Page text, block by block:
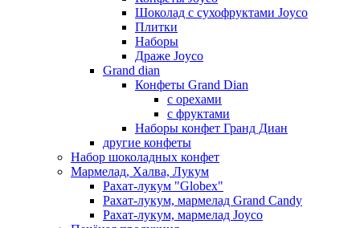
Шоколад с сухофруктами Joyco
Плитки
Наборы
Драже Joyco
Grand dian
Конфеты Grand Dian
с орехами
с фруктами
Наборы конфет Гранд Диан
другие конфеты
Набор шоколадных конфет
Мармелад, Халва, Лукум
Рахат-лукум "Globex"
Рахат-лукум, мармелад Grand Candy
Рахат-лукум, мармелад Joyco